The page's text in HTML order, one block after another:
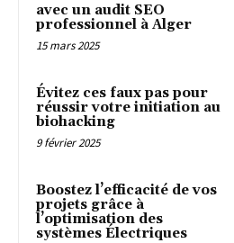
avec un audit SEO
professionnel à Alger
15 mars 2025
Évitez ces faux pas pour
réussir votre initiation au
biohacking
9 février 2025
Boostez l’efficacité de vos
projets grâce à
l’optimisation des
systèmes Électriques